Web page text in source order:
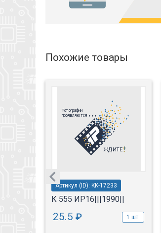
Похожие товары
Артикул (ID): KK-17233
К 555 ИР16|||1990||
25.5 ₽ 1 шт.